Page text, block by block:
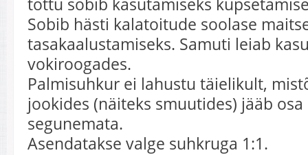
Sobib hästi kalatoitude soolase
tasakaalustamiseks. Samuti leiab
vokiroogades.
Palmisuhkur ei lahustu täielikult,
jookides (näiteks smuutides) jääb
segunemata.
Asendatakse valge suhkruga 1:1.